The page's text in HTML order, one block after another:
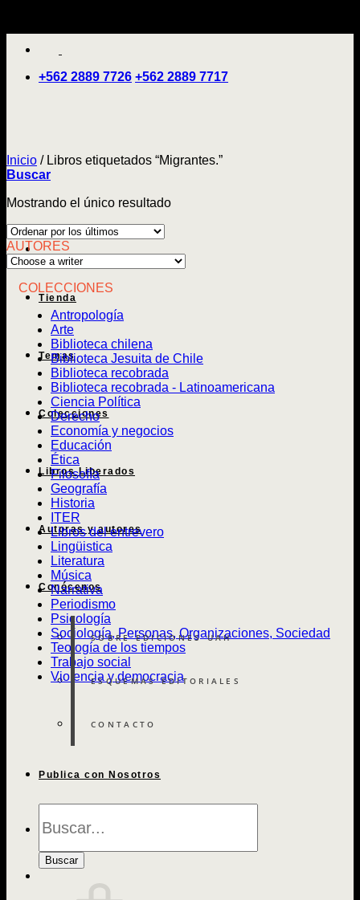
+562 2889 7726 +562 2889 7717
Tienda
Temas
Colecciones
Libros Liberados
Autoras y autores
Conócenos
SOBRE EDICIONES UAH
ESQUEMAS EDITORIALES
CONTACTO
Publica con Nosotros
de
Buscar
Inicio /Libros etiquetados “Migrantes.”
Buscar
Mostrando el único resultado
AUTORES
COLECCIONES
Antropología
Arte
Biblioteca chilena
Biblioteca Jesuita de Chile
Biblioteca recobrada
Biblioteca recobrada - Latinoamericana
Ciencia Política
Derecho
Economía y negocios
Educación
Ética
Filosofía
Geografía
Historia
ITER
Libros del entrevero
Lingüistica
Literatura
Música
Narrativa
Periodismo
Psicología
Sociología, Personas, Organizaciones, Sociedad
Teología de los tiempos
Trabajo social
Violencia y democracia